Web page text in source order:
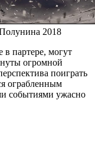
2018
в партере, могут
огромной
поиграть
ограбленным
событиями ужасно